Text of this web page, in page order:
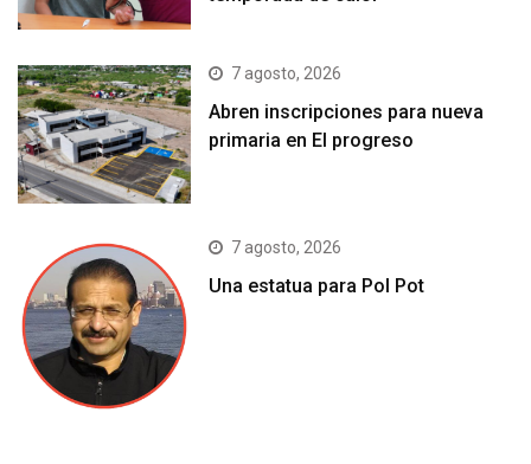
7 agosto, 2026
Abren inscripciones para nueva
primaria en El progreso
7 agosto, 2026
Una estatua para Pol Pot